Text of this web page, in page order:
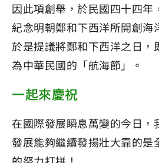
因此項創舉，於民國四十四年
紀念明朝鄭和下西洋所開創海
於是提議將鄭和下西洋之日，
為中華民國的「航海節」。
一起來慶祝
在國際發展瞬息萬變的今日，
發展能夠繼續發揚壯大靠的是